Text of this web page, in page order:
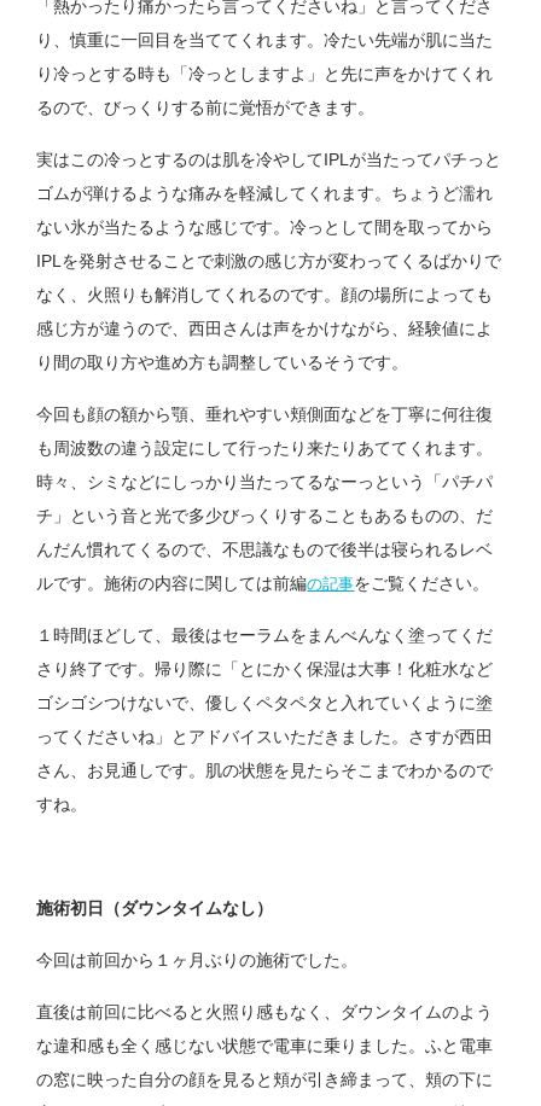
「熱かったり痛かったら言ってくださいね」と言ってくださ
り、慎重に一回目を当ててくれます。冷たい先端が肌に当た
り冷っとする時も「冷っとしますよ」と先に声をかけてくれ
るので、びっくりする前に覚悟ができます。
実はこの冷っとするのは肌を冷やしてIPLが当たってパチっと
ゴムが弾けるような痛みを軽減してくれます。ちょうど濡れ
ない氷が当たるような感じです。冷っとして間を取ってから
IPLを発射させることで刺激の感じ方が変わってくるばかりで
なく、火照りも解消してくれるのです。顔の場所によっても
感じ方が違うので、西田さんは声をかけながら、経験値によ
り間の取り方や進め方も調整しているそうです。
今回も顔の額から顎、垂れやすい頬側面などを丁寧に何往復
も周波数の違う設定にして行ったり来たりあててくれます。
時々、シミなどにしっかり当たってるなーっという「パチパ
チ」という音と光で多少びっくりすることもあるものの、だ
んだん慣れてくるので、不思議なもので後半は寝られるレベ
ルです。施術の内容に関しては前編の記事をご覧ください。
１時間ほどして、最後はセーラムをまんべんなく塗ってくだ
さり終了です。帰り際に「とにかく保湿は大事！化粧水など
ゴシゴシつけないで、優しくペタペタと入れていくように塗
ってくださいね」とアドバイスいただきました。さすが西田
さん、お見通しです。肌の状態を見たらそこまでわかるので
すね。
施術初日（ダウンタイムなし）
今回は前回から１ヶ月ぶりの施術でした。
直後は前回に比べると火照り感もなく、ダウンタイムのよう
な違和感も全く感じない状態で電車に乗りました。ふと電車
の窓に映った自分の顔を見ると頬が引き締まって、頬の下に